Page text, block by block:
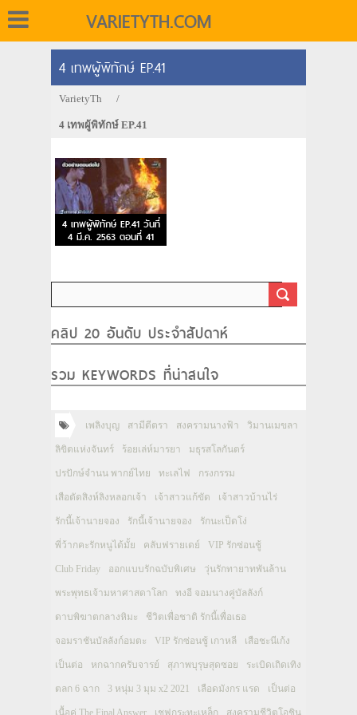
VARIETYTH.COM
4 เทพผู้พิทักษ์ EP.41
VarietyTh /
4 เทพผู้พิทักษ์ EP.41
4 เทพผู้พิทักษ์ EP.41 วันที่
4 มี.ค. 2563 ตอนที่ 41
คลิป 20 อันดับ ประจำสัปดาห์
รวม KEYWORDS ที่น่าสนใจ
เพลิงบุญ สามีตีตรา สงครามนางฟ้า วิมานเมขลา
ลิขิตแห่งจันทร์ ร้อยเล่ห์มารยา มธุรสโลกันตร์
ปรปักษ์จำนน พากย์ไทย ทะเลไฟ กรงกรรม
เสือตัดสิงห์ลิงหลอกเจ้า เจ้าสาวแก้ขัด เจ้าสาวบ้านไร่
รักนี้เจ้านายจอง รักนี้เจ้านายจอง รักนะเป็ดโง่
พี่ว้ากคะรักหนูได้มั้ย คลับฟรายเดย์ VIP รักซ่อนชู้
Club Friday ออกแบบรักฉบับพิเศษ วุ่นรักทายาทพันล้าน
พระพุทธเจ้ามหาศาสดาโลก ทงอี จอมนางคู่บัลลังก์
ดาบพิฆาตกลางหิมะ ชีวิตเพื่อชาติ รักนี้เพื่อเธอ
จอมราชันบัลลังก์อมตะ VIP รักซ่อนชู้ เกาหลี เสือชะนีเก้ง
เป็นต่อ หกฉากครับจารย์ สุภาพบุรุษสุดซอย ระเบิดเถิดเทิง
ตลก 6 ฉาก 3 หนุ่ม 3 มุม x2 2021 เลือดมังกร แรด เป็นต่อ
เนื้อคู่ The Final Answer เชฟกระทะเหล็ก สงครามชีวิตโอชิน